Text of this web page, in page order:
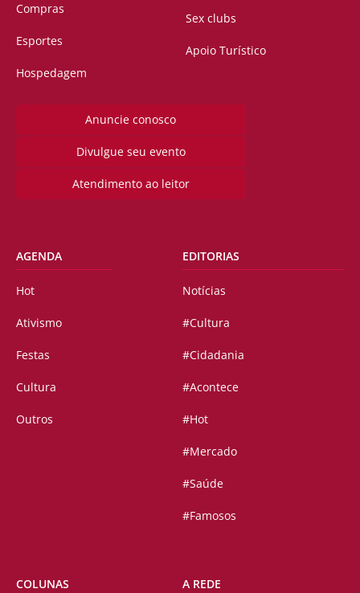
Compras
Esportes
Hospedagem
Sex clubs
Apoio Turístico
Anuncie conosco
Divulgue seu evento
Atendimento ao leitor
AGENDA
Hot
Ativismo
Festas
Cultura
Outros
EDITORIAS
Notícias
#Cultura
#Cidadania
#Acontece
#Hot
#Mercado
#Saúde
#Famosos
COLUNAS A REDE